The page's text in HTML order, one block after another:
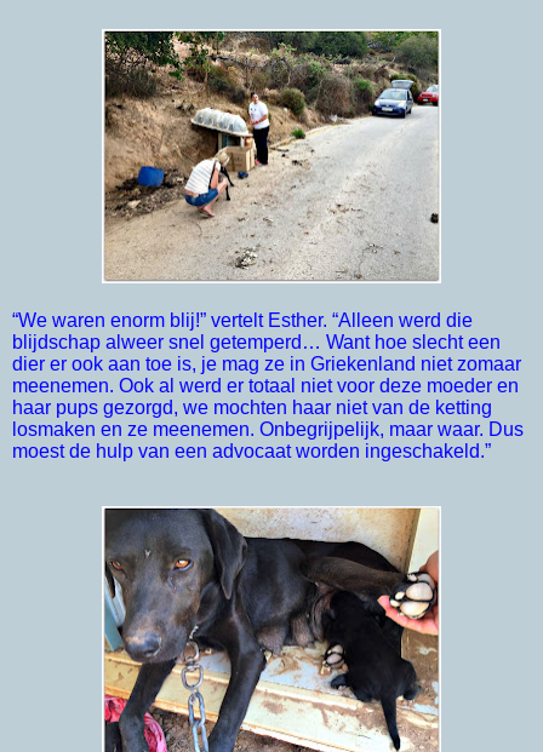
“We waren enorm blij!” vertelt Esther. “Alleen werd die
blijdschap alweer snel getemperd… Want hoe slecht een
dier er ook aan toe is, je mag ze in Griekenland niet zomaar
meenemen. Ook al werd er totaal niet voor deze moeder en
haar pups gezorgd, we mochten haar niet van de ketting
losmaken en ze meenemen. Onbegrijpelijk, maar waar. Dus
moest de hulp van een advocaat worden ingeschakeld.”